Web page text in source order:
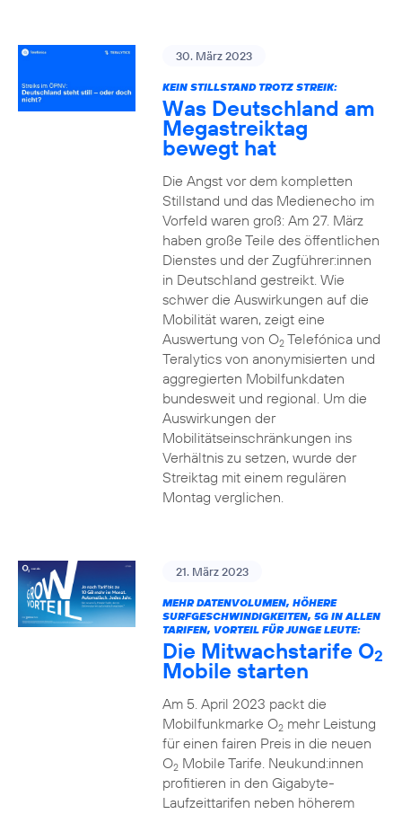
30. März 2023
KEIN STILLSTAND TROTZ STREIK:
Was Deutschland am
Megastreiktag
bewegt hat
Die Angst vor dem kompletten
Stillstand und das Medienecho im
Vorfeld waren groß: Am 27. März
haben große Teile des öffentlichen
Dienstes und der Zugführer:innen
in Deutschland gestreikt. Wie
schwer die Auswirkungen auf die
Mobilität waren, zeigt eine
Auswertung von O2Telefónica und
Teralytics von anonymisierten und
aggregierten Mobilfunkdaten
bundesweit und regional. Um die
Auswirkungen der
Mobilitätseinschränkungen ins
Verhältnis zu setzen, wurde der
Streiktag mit einem regulären
Montag verglichen.
21. März 2023
MEHR DATENVOLUMEN, HÖHERE
SURFGESCHWINDIGKEITEN, 5G IN ALLEN
TARIFEN, VORTEIL FÜR JUNGE LEUTE:
Die Mitwachstarife O2
Mobile starten
Am 5. April 2023 packt die
Mobilfunkmarke O2mehr Leistung
für einen fairen Preis in die neuen
O2Mobile Tarife. Neukund:innen
profitieren in den Gigabyte-
Laufzeittarifen neben höherem